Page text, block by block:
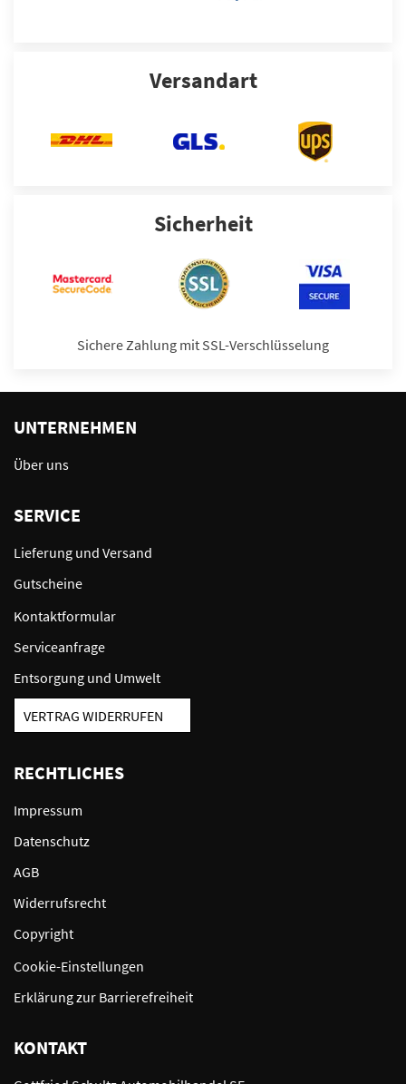
Versandart
Sicherheit
Sichere Zahlung mit SSL-Verschlüsselung
UNTERNEHMEN
Über uns
SERVICE
Lieferung und Versand
Gutscheine
Kontaktformular
Serviceanfrage
Entsorgung und Umwelt
VERTRAG WIDERRUFEN
RECHTLICHES
Impressum
Datenschutz
AGB
Widerrufsrecht
Copyright
Cookie-Einstellungen
Erklärung zur Barrierefreiheit
KONTAKT